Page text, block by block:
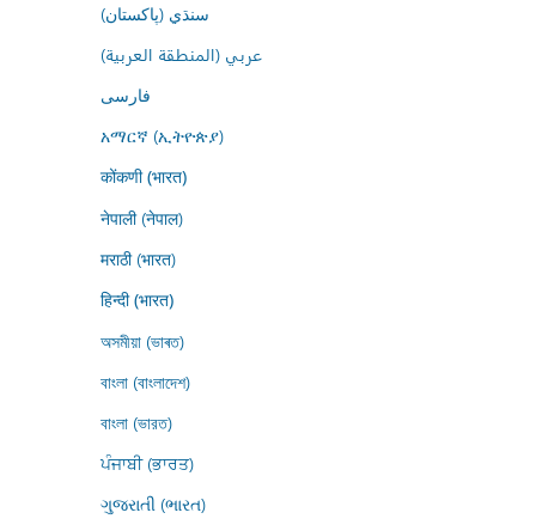
سنڌي (پاکستان)
عربي (المنطقة العربية)
فارسى
አማርኛ (ኢትዮጵያ)
कोंकणी (भारत)
नेपाली (नेपाल)
मराठी (भारत)
हिन्दी (भारत)
অসমীয়া (ভাৰত)
বাংলা (বাংলাদেশ)
বাংলা (ভারত)
ਪੰਜਾਬੀ (ਭਾਰਤ)
ગુજરાતી (ભારત)